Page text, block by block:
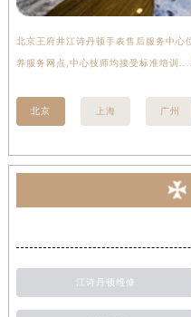
北京王府井江诗丹顿手表售后服务中心
养服务网点,中心技师均接受标准培训....
北京 上海 广州
江诗丹顿维修